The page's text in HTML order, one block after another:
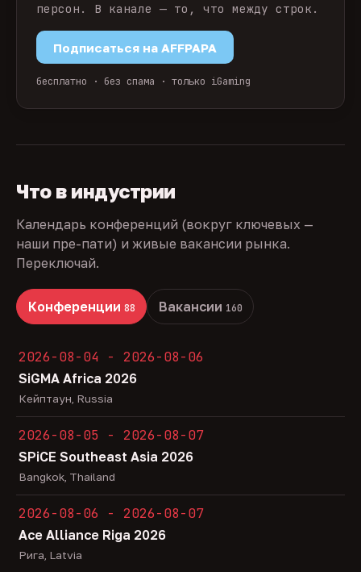
персон. В канале — то, что между строк.
Подписаться на AFFPAPA
бесплатно · без спама · только iGaming
Что в индустрии
Календарь конференций (вокруг ключевых —
наши пре-пати) и живые вакансии рынка.
Переключай.
Конференции 88 Вакансии 160
2026-08-04 - 2026-08-06
SiGMA Africa 2026
Кейптаун, Russia
2026-08-05 - 2026-08-07
SPiCE Southeast Asia 2026
Bangkok, Thailand
2026-08-06 - 2026-08-07
Ace Alliance Riga 2026
Рига, Latvia